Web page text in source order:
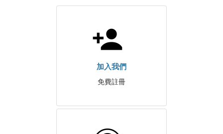
加入我們
免費註冊